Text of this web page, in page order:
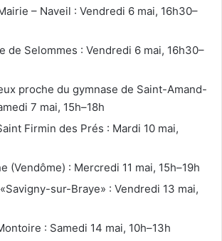
– Naveil : Vendredi 6 mai, 16h30–
de Selommes : Vendredi 6 mai, 16h30–
proche du gymnase de Saint-Amand-
7 mai, 15h–18h
Firmin des Prés : Mardi 10 mai,
(Vendôme) : Mercredi 11 mai, 15h–19h
sur-Braye» : Vendredi 13 mai,
: Samedi 14 mai, 10h–13h